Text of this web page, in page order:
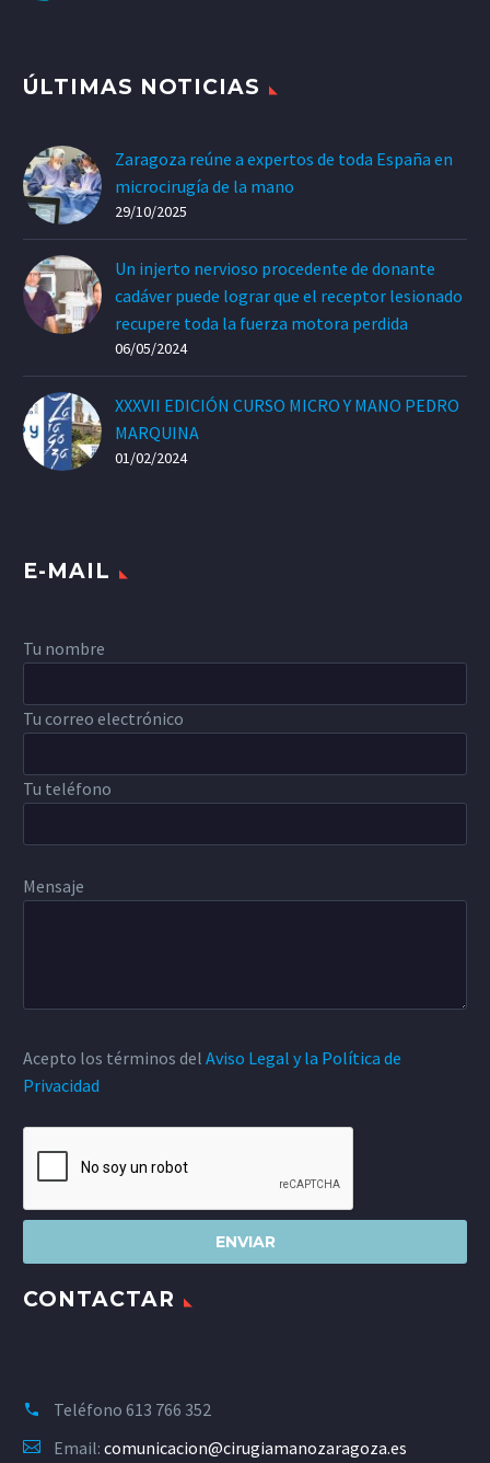
ÚLTIMAS NOTICIAS
Zaragoza reúne a expertos de toda España en
microcirugía de la mano
29/10/2025
Un injerto nervioso procedente de donante
cadáver puede lograr que el receptor lesionado
recupere toda la fuerza motora perdida
06/05/2024
XXXVII EDICIÓN CURSO MICRO Y MANO PEDRO
MARQUINA
01/02/2024
E-MAIL
Tu nombre
Tu correo electrónico
Tu teléfono
Mensaje
Acepto los términos del Aviso Legal y la Política de
Privacidad
CONTACTAR
Teléfono 613 766 352
Email: comunicacion@cirugiamanozaragoza.es